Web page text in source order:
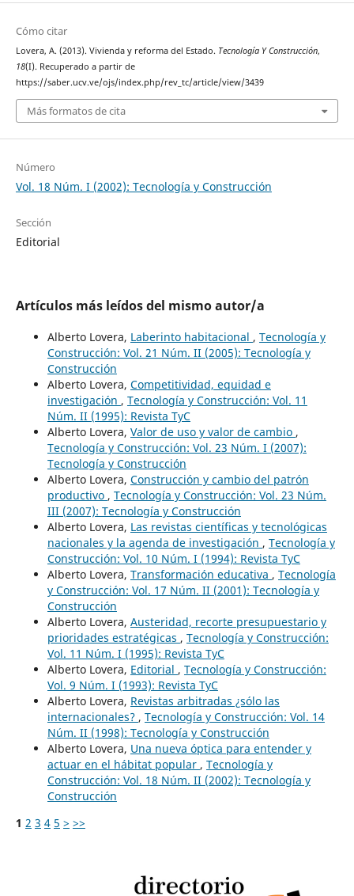
Cómo citar
Lovera, A. (2013). Vivienda y reforma del Estado. Tecnología Y Construcción,
18(I). Recuperado a partir de
https://saber.ucv.ve/ojs/index.php/rev_tc/article/view/3439
Más formatos de cita
Número
Vol. 18 Núm. I (2002): Tecnología y Construcción
Sección
Editorial
Artículos más leídos del mismo autor/a
Alberto Lovera, Laberinto habitacional , Tecnología y
Construcción: Vol. 21 Núm. II (2005): Tecnología y
Construcción
Alberto Lovera, Competitividad, equidad e
investigación , Tecnología y Construcción: Vol. 11
Núm. II (1995): Revista TyC
Alberto Lovera, Valor de uso y valor de cambio ,
Tecnología y Construcción: Vol. 23 Núm. I (2007):
Tecnología y Construcción
Alberto Lovera, Construcción y cambio del patrón
productivo , Tecnología y Construcción: Vol. 23 Núm.
III (2007): Tecnología y Construcción
Alberto Lovera, Las revistas científicas y tecnológicas
nacionales y la agenda de investigación , Tecnología y
Construcción: Vol. 10 Núm. I (1994): Revista TyC
Alberto Lovera, Transformación educativa , Tecnología
y Construcción: Vol. 17 Núm. II (2001): Tecnología y
Construcción
Alberto Lovera, Austeridad, recorte presupuestario y
prioridades estratégicas , Tecnología y Construcción:
Vol. 11 Núm. I (1995): Revista TyC
Alberto Lovera, Editorial , Tecnología y Construcción:
Vol. 9 Núm. I (1993): Revista TyC
Alberto Lovera, Revistas arbitradas ¿sólo las
internacionales? , Tecnología y Construcción: Vol. 14
Núm. II (1998): Tecnología y Construcción
Alberto Lovera, Una nueva óptica para entender y
actuar en el hábitat popular , Tecnología y
Construcción: Vol. 18 Núm. II (2002): Tecnología y
Construcción
1 2 3 4 5 > >>